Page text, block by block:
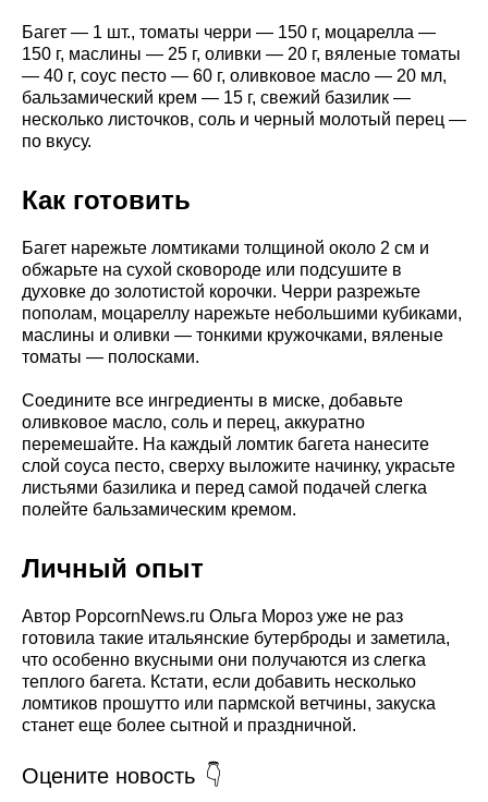
Багет — 1 шт., томаты черри — 150 г, моцарелла —
150 г, маслины — 25 г, оливки — 20 г, вяленые томаты
— 40 г, соус песто — 60 г, оливковое масло — 20 мл,
бальзамический крем — 15 г, свежий базилик —
несколько листочков, соль и черный молотый перец —
по вкусу.
Как готовить
Багет нарежьте ломтиками толщиной около 2 см и
обжарьте на сухой сковороде или подсушите в
духовке до золотистой корочки. Черри разрежьте
пополам, моцареллу нарежьте небольшими кубиками,
маслины и оливки — тонкими кружочками, вяленые
томаты — полосками.
Соедините все ингредиенты в миске, добавьте
оливковое масло, соль и перец, аккуратно
перемешайте. На каждый ломтик багета нанесите
слой соуса песто, сверху выложите начинку, украсьте
листьями базилика и перед самой подачей слегка
полейте бальзамическим кремом.
Личный опыт
Автор PopcornNews.ru Ольга Мороз уже не раз
готовила такие итальянские бутерброды и заметила,
что особенно вкусными они получаются из слегка
теплого багета. Кстати, если добавить несколько
ломтиков прошутто или пармской ветчины, закуска
станет еще более сытной и праздничной.
Оцените новость